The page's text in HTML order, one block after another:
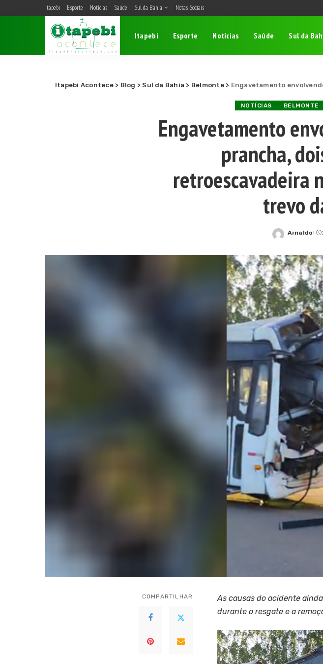
Itapebi Esporte Notícias Saúde Sul da Bahia
Camacan
Eunápolis
Itapebi
Notas Sociais
Itapebi Esporte Notícias Saúde Sul da
Itapebi Acontece> Blog >Sul da Bahia > Belmonte> Engavetamento envolvendo
NOTÍCIAS BELMONTE
Engavetamento
prancha,
retroescavadeira
trevo
Posted
Arnaldo
COMPARTILHAR
As causas do acidente
durante o resgate e a